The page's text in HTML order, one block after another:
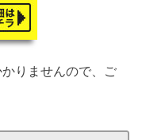
りませんので、ご